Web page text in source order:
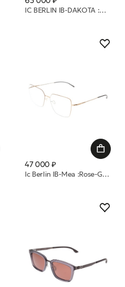
IC BERLIN IB-DAKOTA :Gun-Metal-Sky-Grey :Atlantis :Mittwoch 50 очки с/з
47 000 ₽
Ic Berlin IB-Mea :Rose-Gold :Warm Grey :RX-Clear :Silk Pure оправа